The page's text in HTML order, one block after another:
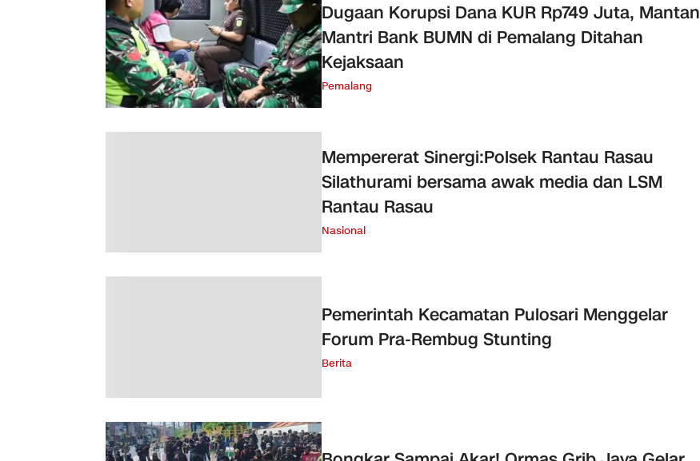
Dugaan Korupsi Dana KUR Rp749 Juta, Mantan
Mantri Bank BUMN di Pemalang Ditahan
Kejaksaan
Pemalang
Mempererat Sinergi:Polsek Rantau Rasau
Silathurami bersama awak media dan LSM
Rantau Rasau
Nasional
Pemerintah Kecamatan Pulosari Menggelar
Forum Pra-Rembug Stunting
Berita